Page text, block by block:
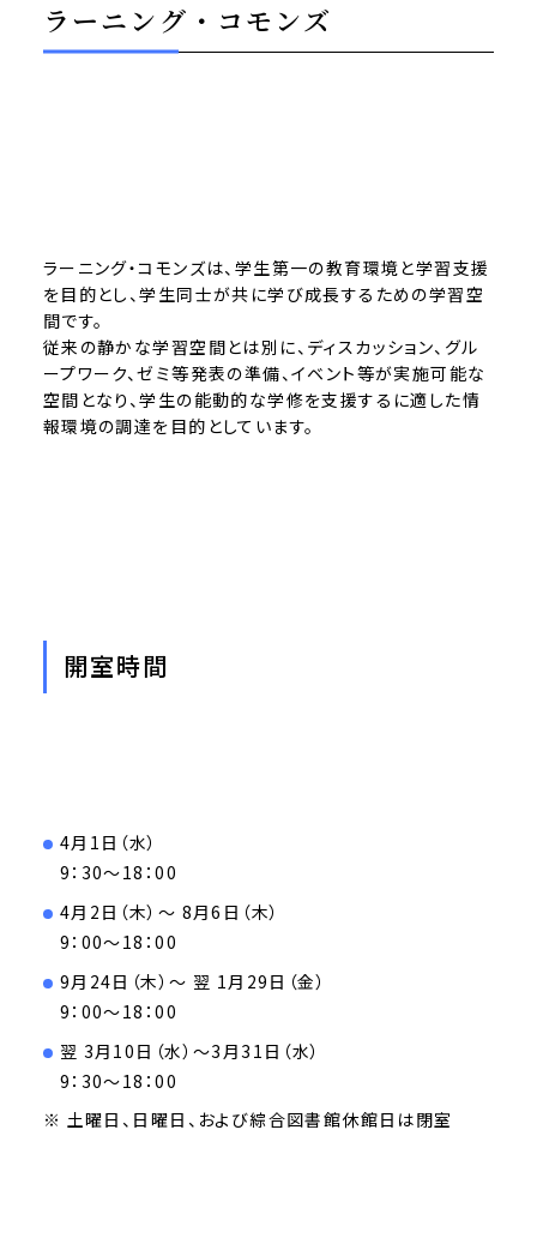
ラーニング・コモンズ
ラーニング・コモンズは、学生第一の教育環境と学習支援
を目的とし、学生同士が共に学び成長するための学習空
間です。
従来の静かな学習空間とは別に、ディスカッション、グル
ープワーク、ゼミ等発表の準備、イベント等が実施可能な
空間となり、学生の能動的な学修を支援するに適した情
報環境の調達を目的としています。
開室時間
4月1日（水）
9：30～18：00
4月2日（木）～ 8月6日（木）
9：00～18：00
9月24日（木）～ 翌 1月29日（金）
9：00～18：00
翌 3月10日（水）～3月31日（水）
9：30～18：00
※ 土曜日、日曜日、および綜合図書館休館日は閉室